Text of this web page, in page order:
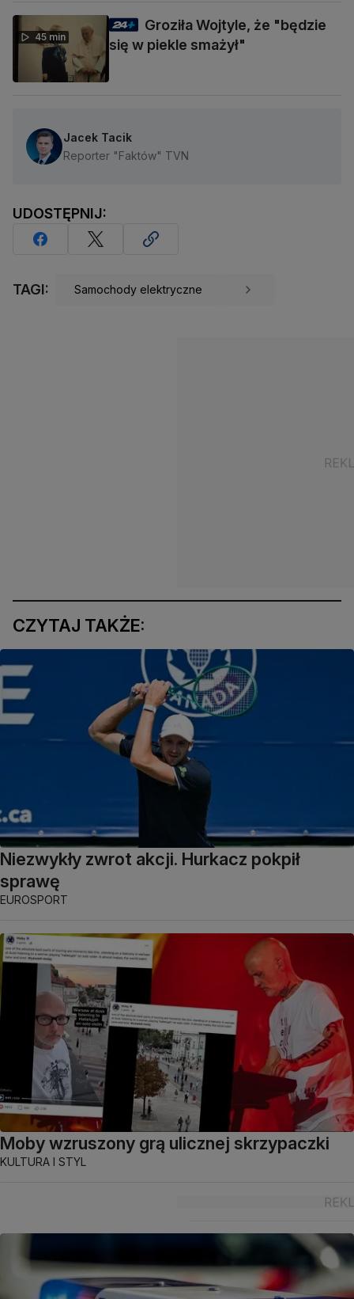
45 min
Groziła Wojtyle, że "będzie
się w piekle smażył"
Jacek Tacik
Reporter "Faktów" TVN
UDOSTĘPNIJ:
TAGI: Samochody elektryczne
CZYTAJ TAKŻE:
Niezwykły zwrot akcji. Hurkacz pokpił
sprawę
EUROSPORT
Moby wzruszony grą ulicznej skrzypaczki
KULTURA I STYL